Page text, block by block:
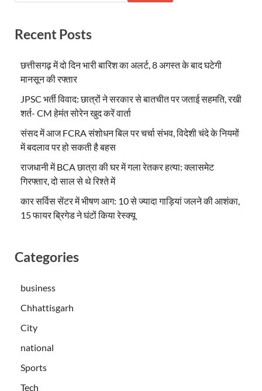
Recent Posts
छत्तीसगढ़ में दो दिन भारी बारिश का अलर्ट, 8 अगस्त के बाद घटेगी
मानसून की रफ्तार
JPSC भर्ती विवाद: छात्रों ने सरकार से बातचीत पर जताई सहमति, रखी
शर्त- CM हेमंत सोरेन खुद करें वार्ता
संसद में आज FCRA संशोधन बिल पर चर्चा संभव, विदेशी चंदे के नियमों
में बदलाव पर हो सकती है बहस
राजधानी में BCA छात्रा की घर में गला रेतकर हत्या: क्लासमेट
गिरफ्तार, दो साल से थे रिश्ते में
कार सर्विस सेंटर में भीषण आग: 10 से ज्यादा गाड़ियां जलने की आशंका,
15 फायर ब्रिगेड ने घंटों किया रेस्क्यू
Categories
business
Chhattisgarh
City
national
Sports
Tech